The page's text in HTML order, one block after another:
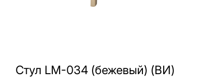
Стул LM-034 (бежевый) (ВИ)